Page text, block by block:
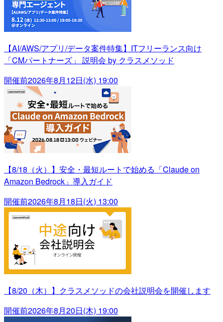
【AI/AWS/アプリ/データ案件特集】ITフリーランス向け
「CMパートナーズ」 説明会 by クラスメソッド
開催前2026年8月12日(水) 19:00
【8/18（火）】安全・最短ルートで始める「Claude on
Amazon Bedrock」導入ガイド
開催前2026年8月18日(火) 13:00
【8/20（木）】クラスメソッドの会社説明会を開催します
開催前2026年8月20日(木) 19:00